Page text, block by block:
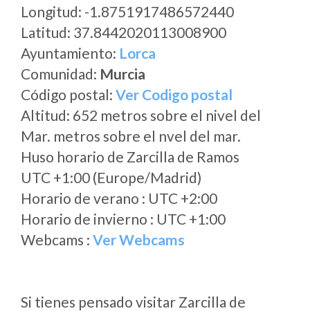
Longitud: -1.8751917486572440
Latitud: 37.8442020113008900
Ayuntamiento: Lorca
Comunidad: Murcia
Código postal: Ver Codigo postal
Altitud: 652 metros sobre el nivel del
Mar. metros sobre el nvel del mar.
Huso horario de Zarcilla de Ramos
UTC +1:00 (Europe/Madrid)
Horario de verano : UTC +2:00
Horario de invierno : UTC +1:00
Webcams : Ver Webcams
Si tienes pensado visitar Zarcilla de